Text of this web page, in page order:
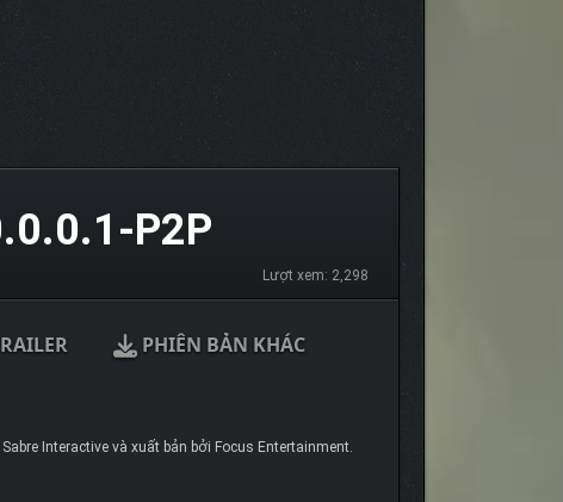
P2P
Lượt xem: 2,298
PHIÊN BẢN KHÁC
Interactive và xuất bản bởi Focus Entertainment.